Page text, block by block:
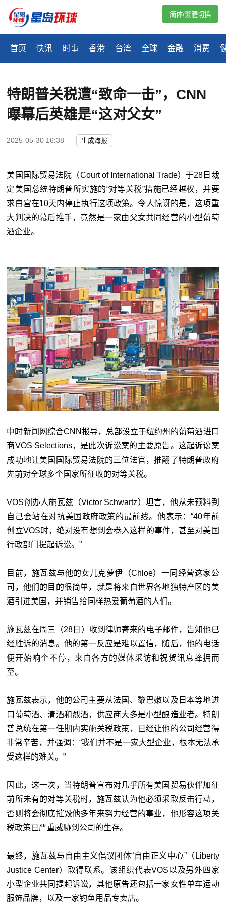
首页 快讯 时事 香港 台湾 全球 金融 消费
简体/繁體切換
特朗普关税遭“致命一击”，CNN
曝幕后英雄是“这对父女”
2025-05-30 16:38 生成海报
美国国际贸易法院（Court of International Trade）于28 日裁
定美国总统特朗普所实施的“对等关税”措施已经越权，并要
求白宫在10天内停止执行这项政策。令人惊讶的是，这项重
大判决的幕后推手，竟然是一家由父女共同经营的小型葡萄
酒企业。
中时新闻网综合CNN报导，总部设立于纽约州的葡萄酒进口
商VOS Selections，是此次诉讼案的主要原告。这起诉讼案
成功地让美国国际贸易法院的三位法官，推翻了特朗普政府
先前对全球多个国家所征收的对等关税。
VOS创办人施瓦兹（Victor Schwartz）坦言，他从未预料到
自己会站在对抗美国政府政策的最前线。他表示：“40年前
创立VOS时，绝对没有想到会卷入这样的事件，甚至对美国
行政部门提起诉讼。”
目前，施瓦兹与他的女儿克萝伊（Chloe）一同经营这家公
司，他们的目的很简单，就是将来自世界各地独特产区的美
酒引进美国，并销售给同样热爱葡萄酒的人们。
施瓦兹在周三（28日）收到律师寄来的电子邮件，告知他已
经胜诉的消息。他的第一反应是难以置信，随后，他的电话
便开始响个不停，来自各方的媒体采访和祝贺讯息蜂拥而
至。
施瓦兹表示，他的公司主要从法国、黎巴嫩以及日本等地进
口葡萄酒、清酒和烈酒，供应商大多是小型酿造业者。特朗
普总统在第一任期内实施关税政策，已经让他的公司经营得
非常辛苦，并强调：“我们并不是一家大型企业，根本无法承
受这样的难关。”
因此，这一次，当特朗普宣布对几乎所有美国贸易伙伴加征
前所未有的对等关税时，施瓦兹认为他必须采取反击行动，
否则将会彻底摧毁他多年来努力经营的事业，他形容这项关
税政策已严重威胁到公司的生存。
最终，施瓦兹与自由主义倡议团体“自由正义中心”（Liberty
Justice Center）取得联系。该组织代表VOS以及另外四家
小型企业共同提起诉讼，其他原告还包括一家女性单车运动
服饰品牌，以及一家钓鱼用品专卖店。